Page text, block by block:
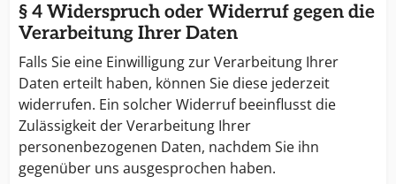
§ 4 Widerspruch oder Widerruf gegen die
Verarbeitung Ihrer Daten
Falls Sie eine Einwilligung zur Verarbeitung Ihrer
Daten erteilt haben, können Sie diese jederzeit
widerrufen. Ein solcher Widerruf beeinflusst die
Zulässigkeit der Verarbeitung Ihrer
personenbezogenen Daten, nachdem Sie ihn
gegenüber uns ausgesprochen haben.